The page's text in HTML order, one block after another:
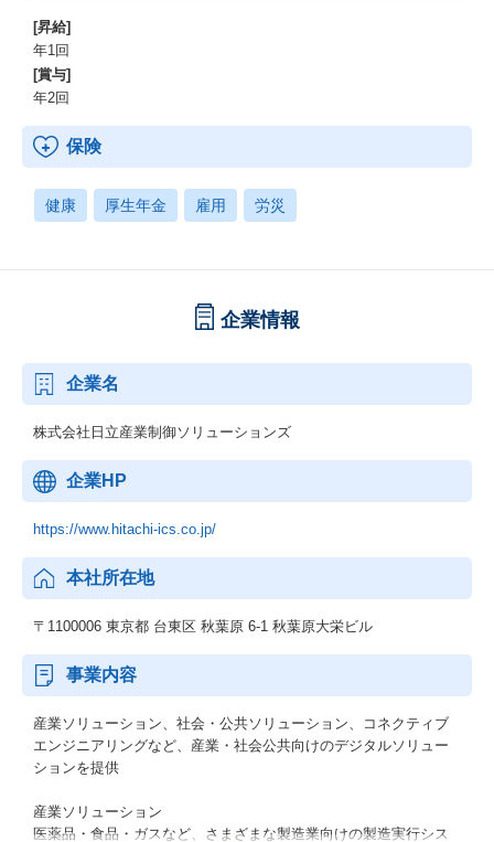
[昇給]
年1回
[賞与]
年2回
保険
健康 厚生年金 雇用 労災
企業情報
企業名
株式会社日立産業制御ソリューションズ
企業HP
https://www.hitachi-ics.co.jp/
本社所在地
〒1100006 東京都 台東区 秋葉原 6-1 秋葉原大栄ビル
事業内容
産業ソリューション、社会・公共ソリューション、コネクティブ
エンジニアリングなど、産業・社会公共向けのデジタルソリュー
ションを提供
産業ソリューション
医薬品・食品・ガスなど、さまざまな製造業向けの製造実行シス